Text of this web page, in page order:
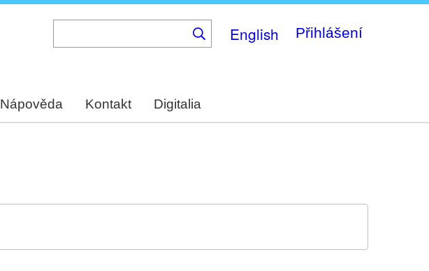
English Přihlášení
Nápověda Kontakt Digitalia